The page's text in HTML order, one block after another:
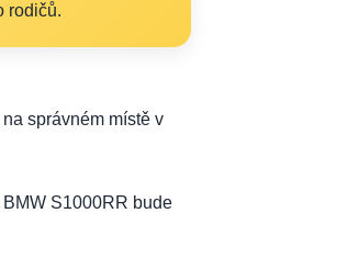
rodičů.
správném místě v
S1000RR bude